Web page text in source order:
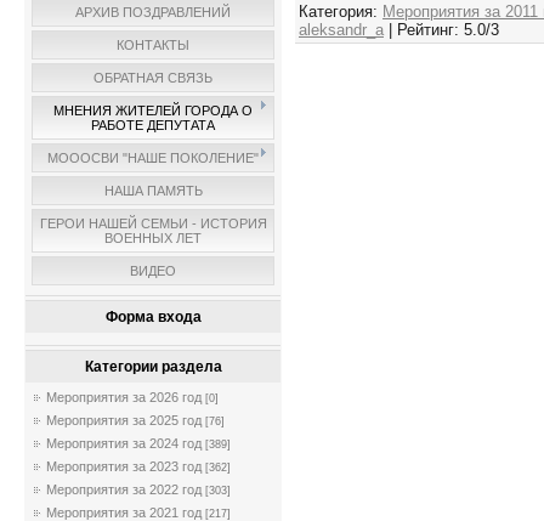
АРХИВ ПОЗДРАВЛЕНИЙ
КОНТАКТЫ
ОБРАТНАЯ СВЯЗЬ
МНЕНИЯ ЖИТЕЛЕЙ ГОРОДА О
РАБОТЕ ДЕПУТАТА
МОООСВИ "НАШЕ ПОКОЛЕНИЕ"
НАША ПАМЯТЬ
ГЕРОИ НАШЕЙ СЕМЬИ - ИСТОРИЯ
ВОЕННЫХ ЛЕТ
ВИДЕО
Форма входа
Категории раздела
Мероприятия за 2026 год [0]
Мероприятия за 2025 год [76]
Мероприятия за 2024 год [389]
Мероприятия за 2023 год [362]
Мероприятия за 2022 год [303]
Мероприятия за 2021 год [217]
Категория: Мероприятия за 2011
aleksandr_a | Рейтинг: 5.0/3